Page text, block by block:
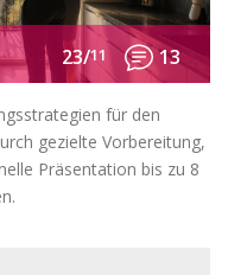
23/11 13
für den
gezielte Vorbereitung,
Präsentation bis zu 8